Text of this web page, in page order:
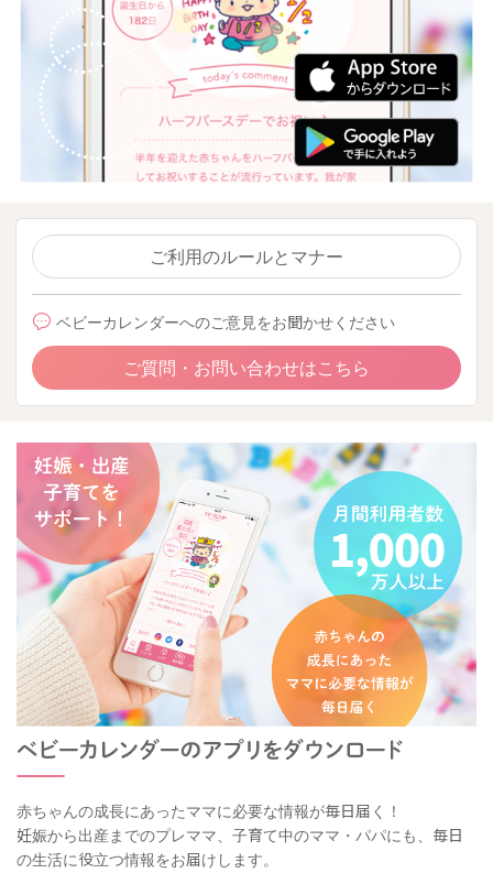
ご利用のルールとマナー
ベビーカレンダーへのご意見をお聞かせください
ご質問・お問い合わせはこちら
赤ちゃんの成長にあったママに必要な情報が毎日届く！
妊娠から出産までのプレママ、子育て中のママ・パパにも、毎日
の生活に役立つ情報をお届けします。